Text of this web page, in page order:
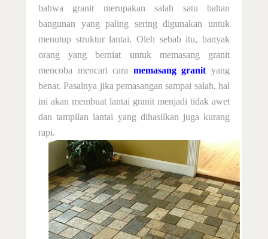
Cara Memasang Granit
Memotong Granit
Pisau Potong Granit
Pinggul Granit (Bullnose)
Cara Membersihkan
Cara Memoles
Aplikasi
bahwa granit merupakan salah satu bahan
bangunan yang paling sering digunakan untuk
menutup struktur lantai. Oleh sebab itu, banyak
orang yang berniat untuk memasang granit
mencoba mencaricara memasang granit yang
benar. Pasalnya jika pemasangan sampai salah, hal
ini akan membuat lantai granit menjadi tidak awet
dan tampilan lantai yang dihasilkan juga kurang
rapi.